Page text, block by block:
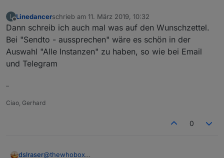
L Linedancerschrieb am 11. März 2019, 10:32
zuletzt editiert von
Dann schreib ich auch mal was auf den Wunschzettel.
Bei "Sendto - aussprechen" wäre es schön in der
Auswahl "Alle Instanzen" zu haben, so wie bei Email
und Telegram
–
Ciao, Gerhard
0
dslraser@thewhobox